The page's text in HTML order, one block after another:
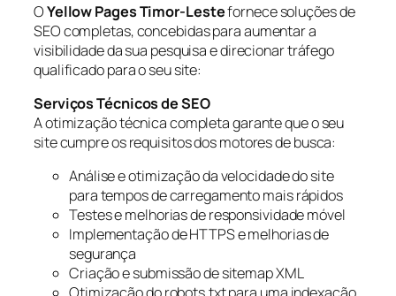
OYellow Pages Timor-Lestefornece soluções de
SEO completas, concebidas para aumentar a
visibilidade da sua pesquisa e direcionar tráfego
qualificado para o seu site:
Serviços Técnicos de SEO
A otimização técnica completa garante que o seu
site cumpre os requisitos dos motores de busca:
Análise e otimização da velocidade do site
para tempos de carregamento mais rápidos
Testes e melhorias de responsividade móvel
Implementação de HTTPS e melhorias de
segurança
Criação e submissão de sitemap XML